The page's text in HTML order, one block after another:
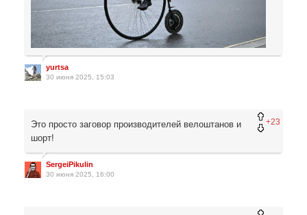
yurtsa
30 июня 2025, 15:03
+23
Это просто заговор производителей велоштанов и
шорт!
SergeiPikulin
30 июня 2025, 16:00